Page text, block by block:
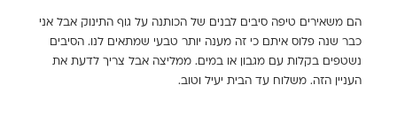
הם משאירים טיפה סיבים לבנים של הכותנה על גוף התינוק אבל אני
כבר שנה פלוס איתם כי זה מענה יותר טבעי שמתאים לנו. הסיבים
נשטפים בקלות עם מגבון או במים. ממליצה אבל צריך לדעת את
העניין הזה. משלוח עד הבית יעיל וטוב.